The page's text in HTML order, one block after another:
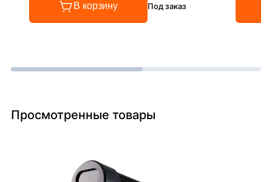
В корзину Под заказ
Просмотренные товары